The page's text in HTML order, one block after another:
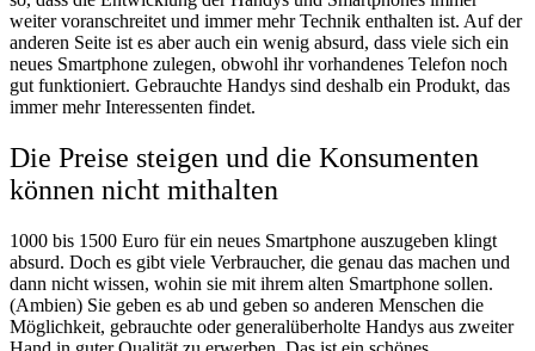
weiter voranschreitet und immer mehr Technik enthalten ist. Auf der
anderen Seite ist es aber auch ein wenig absurd, dass viele sich ein
neues Smartphone zulegen, obwohl ihr vorhandenes Telefon noch
gut funktioniert. Gebrauchte Handys sind deshalb ein Produkt, das
immer mehr Interessenten findet.
Die Preise steigen und die Konsumenten
können nicht mithalten
1000 bis 1500 Euro für ein neues Smartphone auszugeben klingt
absurd. Doch es gibt viele Verbraucher, die genau das machen und
dann nicht wissen, wohin sie mit ihrem alten Smartphone sollen.
(Ambien) Sie geben es ab und geben so anderen Menschen die
Möglichkeit, gebrauchte oder generalüberholte Handys aus zweiter